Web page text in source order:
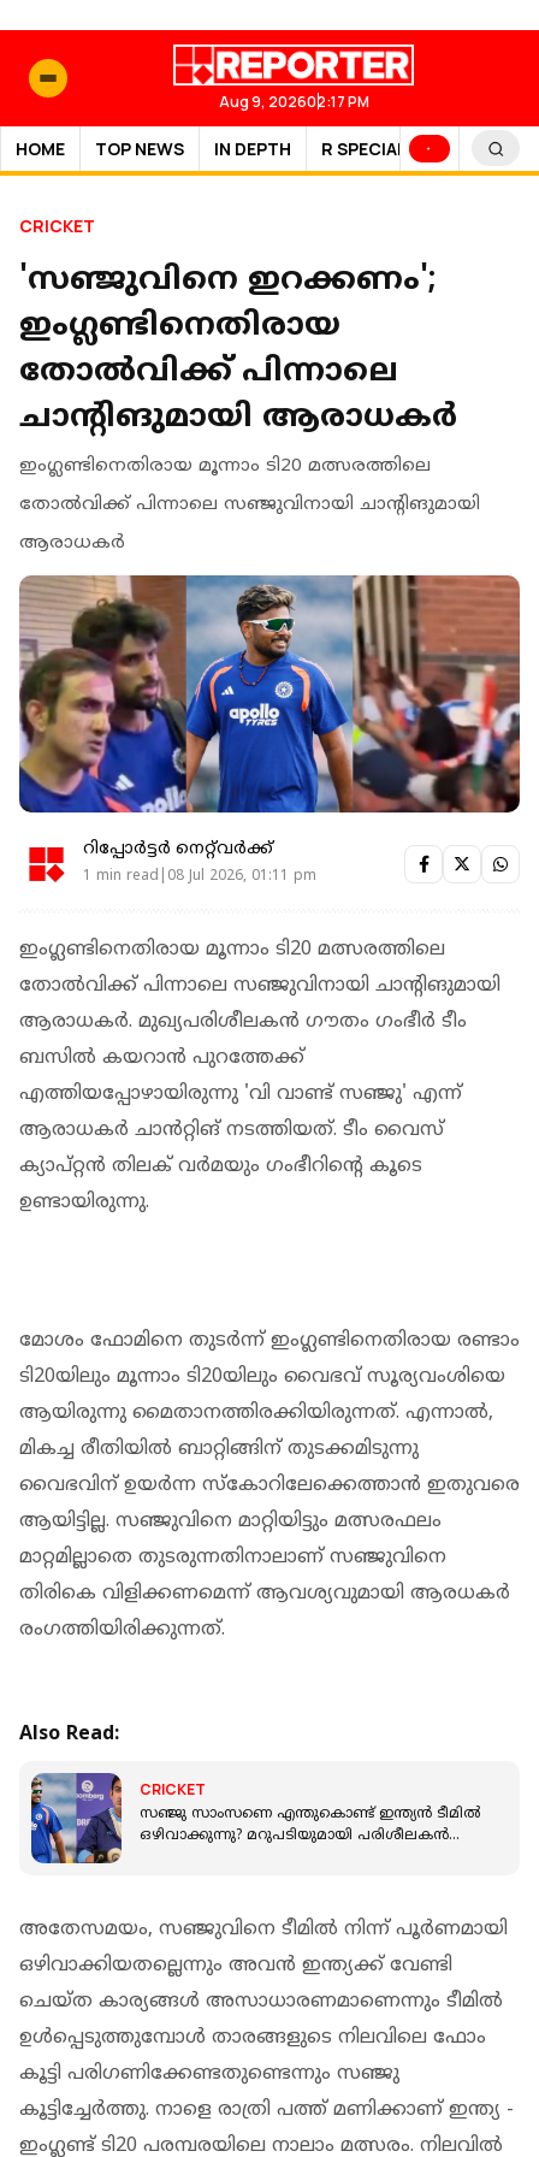
Aug 9, 202602:17 PM
HOME TOP NEWS IN DEPTH R SPECIAL SPORTS
CRICKET
'സഞ്ജുവിനെ ഇറക്കണം';
ഇംഗ്ലണ്ടിനെതിരായ
തോൽവിക്ക് പിന്നാലെ
ചാന്റിങുമായി ആരാധകർ
ഇംഗ്ലണ്ടിനെതിരായ മൂന്നാം ടി20 മത്സരത്തിലെ
തോൽവിക്ക് പിന്നാലെ സഞ്ജുവിനായി ചാന്റിങുമായി
ആരാധകർ
റിപ്പോർട്ടർ നെറ്റ്‌വര്‍ക്ക്‌
1 min read|08 Jul 2026, 01:11 pm
ഇംഗ്ലണ്ടിനെതിരായ മൂന്നാം ടി20 മത്സരത്തിലെ
തോൽവിക്ക് പിന്നാലെ സഞ്ജുവിനായി ചാന്റിങുമായി
ആരാധകർ. മുഖ്യപരിശീലകൻ ഗൗതം ഗംഭീർ ടീം
ബസിൽ കയറാൻ പുറത്തേക്ക്
എത്തിയപ്പോഴായിരുന്നു 'വി വാണ്ട് സഞ്ജു' എന്ന്
ആരാധകർ ചാൻറ്റിങ് നടത്തിയത്. ടീം വൈസ്
ക്യാപ്റ്റൻ തിലക് വർമയും ഗംഭീറിന്റെ കൂടെ
ഉണ്ടായിരുന്നു.
മോശം ഫോമിനെ തുടർന്ന് ഇംഗ്ലണ്ടിനെതിരായ രണ്ടാം
ടി20യിലും മൂന്നാം ടി20യിലും വൈഭവ് സൂര്യവംശിയെ
ആയിരുന്നു മൈതാനത്തിരക്കിയിരുന്നത്. എന്നാൽ,
മികച്ച രീതിയിൽ ബാറ്റിങ്ങിന് തുടക്കമിടുന്നു
വൈഭവിന് ഉയർന്ന സ്കോറിലേക്കെത്താൻ ഇതുവരെ
ആയിട്ടില്ല. സഞ്ജുവിനെ മാറ്റിയിട്ടും മത്സരഫലം
മാറ്റമില്ലാതെ തുടരുന്നതിനാലാണ് സഞ്ജുവിനെ
തിരികെ വിളിക്കണമെന്ന് ആവശ്യവുമായി ആരധകർ
രംഗത്തിയിരിക്കുന്നത്.
Also Read:
CRICKET
സഞ്ജു സാംസണെ എന്തുകൊണ്ട് ഇന്ത്യൻ ടീമിൽ
ഒഴിവാക്കുന്നു? മറുപടിയുമായി പരിശീലകൻ
അതേസമയം, സഞ്ജുവിനെ ടീമിൽ നിന്ന് പൂർണമായി
ഒഴിവാക്കിയതല്ലെന്നും അവൻ ഇന്ത്യക്ക് വേണ്ടി
ചെയ്ത കാര്യങ്ങൾ അസാധാരണമാണെന്നും ടീമിൽ
ഉൾപ്പെടുത്തുമ്പോൾ താരങ്ങളുടെ നിലവിലെ ഫോം
കൂട്ടി പരിഗണിക്കേണ്ടതുണ്ടെന്നും സഞ്ജു
കൂട്ടിച്ചേർത്തു. നാളെ രാത്രി പത്ത് മണിക്കാണ് ഇന്ത്യ -
ഇംഗ്ലണ്ട് ടി20 പരമ്പരയിലെ നാലാം മത്സരം. നിലവിൽ